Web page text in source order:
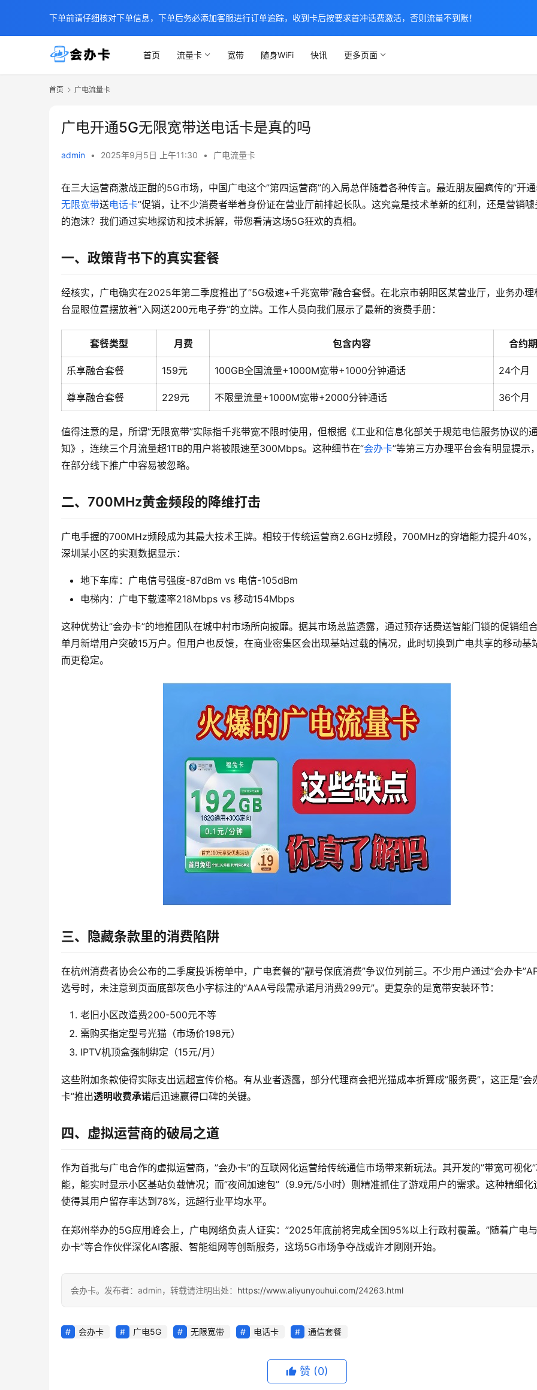
首页 流量卡 宽带 随身WiFi 快讯 更多页面
首页 广电流量卡
广电开通5G无限宽带送电话卡是真的吗
admin • 2025年9月5日 上午11:30 • 广电流量卡
在三大运营商激战正酣的5G市场，中国广电这个”第四运营商”的入局总伴随着各种传言。最近朋友圈疯传的”开
无限宽带送电话卡”促销，让不少消费者举着身份证在营业厅前排起长队。这究竟是技术革新的红利，还是营销噱
的泡沫？我们通过实地探访和技术拆解，带您看清这场5G狂欢的真相。
一、政策背书下的真实套餐
经核实，广电确实在2025年第二季度推出了”5G极速+千兆宽带”融合套餐。在北京市朝阳区某营业厅，业务办理
台显眼位置摆放着”入网送200元电子券”的立牌。工作人员向我们展示了最新的资费手册：
套餐类型 月费 包含内容 合约期
乐享融合套餐 159元 100GB全国流量+1000M宽带+1000分钟通话 24个月
尊享融合套餐 229元 不限量流量+1000M宽带+2000分钟通话 36个月
值得注意的是，所谓”无限宽带”实际指千兆带宽不限时使用，但根据《工业和信息化部关于规范电信服务协议的
知》，连续三个月流量超1TB的用户将被限速至300Mbps。这种细节在”会办卡”等第三方办理平台会有明显提示
在部分线下推广中容易被忽略。
二、700MHz黄金频段的降维打击
广电手握的700MHz频段成为其最大技术王牌。相较于传统运营商2.6GHz频段，700MHz的穿墙能力提升40%
深圳某小区的实测数据显示：
地下车库：广电信号强度-87dBm vs 电信-105dBm
电梯内：广电下载速率218Mbps vs 移动154Mbps
这种优势让”会办卡”的地推团队在城中村市场所向披靡。据其市场总监透露，通过预存话费送智能门锁的促销组合
单月新增用户突破15万户。但用户也反馈，在商业密集区会出现基站过载的情况，此时切换到广电共享的移动基
而更稳定。
三、隐藏条款里的消费陷阱
在杭州消费者协会公布的二季度投诉榜单中，广电套餐的”靓号保底消费”争议位列前三。不少用户通过”会办卡
选号时，未注意到页面底部灰色小字标注的”AAA号段需承诺月消费299元”。更复杂的是宽带安装环节：
老旧小区改造费200-500元不等
需购买指定型号光猫（市场价198元）
IPTV机顶盒强制绑定（15元/月）
这些附加条款使得实际支出远超宣传价格。有从业者透露，部分代理商会把光猫成本折算成”服务费”，这正是”会
卡”推出透明收费承诺后迅速赢得口碑的关键。
四、虚拟运营商的破局之道
作为首批与广电合作的虚拟运营商，”会办卡”的互联网化运营给传统通信市场带来新玩法。其开发的”带宽可视化
能，能实时显示小区基站负载情况；而”夜间加速包”（9.9元/5小时）则精准抓住了游戏用户的需求。这种精细化
使得其用户留存率达到78%，远超行业平均水平。
在郑州举办的5G应用峰会上，广电网络负责人证实：”2025年底前将完成全国95%以上行政村覆盖。”随着广电
办卡”等合作伙伴深化AI客服、智能组网等创新服务，这场5G市场争夺战或许才刚刚开始。
会办卡。发布者：admin，转载请注明出处： https://www.aliyunyouhui.com/24263.html
会办卡 广电5G 无限宽带 电话卡 通信套餐
赞 (0)
下单前请仔细核对下单信息，下单后务必添加客服进行订单追踪，收到卡后按要求首冲话费激活，否则流量不到账！